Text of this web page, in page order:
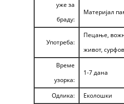
уже за
браду:
Материјал
Употреба:
Пецање,
живот,
Време
узорка:
1-7 дана
Одлика:
Еколошки